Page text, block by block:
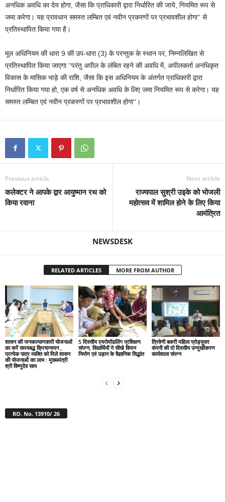
अनधिक अवधि का देय होगा, जैसा कि प्राधिकारी द्वारा निर्धारित की जाये, नियमित रूप से
जमा करेगा। यह प्रावधान समस्त लम्बित एवं नवीन प्रकरणों पर प्रभावशील होगा‘‘ से
प्रतिस्थापित किया गया है।
मूल अधिनियम की धारा 9 की उप-धारा (3) के परन्तुक के स्थान पर, निम्नलिखित से
प्रतिस्थापित किया जाएगा ‘‘परंतु अपील के लंबित रहने की अवधि में, अपीलकर्ता अनधिकृत
विकास के मासिक भाड़े की राशि, जैसा कि इस अधिनियम के अंतर्गत प्राधिकारी द्वारा
निर्धारित किया गया हो, एक वर्ष से अनधिक अवधि के लिए जमा नियमित रूप से करेगा। यह
समस्त लम्बित एवं नवीन प्रकरणों पर प्रभावशील होगा‘‘।
Previous article
कलेक्टर ने आपके द्वार आयुष्मान रथ को
किया रवाना
Next article
राज्यपाल सुश्री उइके को भोजली
महोत्सव में शामिल होने के लिए किया
आमंत्रित
NEWSDESK
RELATED ARTICLES MORE FROM AUTHOR
शासन की जनकल्याणकारी योजनाओं
का करें समयबद्ध क्रियान्वयन ,
प्रत्येक पात्र व्यक्ति को मिले शासन
की योजनाओं का लाभ : मुख्यमंत्री
श्री विष्णुदेव साय
5 दिवसीय एयरोमॉडलिंग प्रशिक्षण
संपन्न, विद्यार्थियों ने सीखे विमान
निर्माण एवं उड़ान के वैज्ञानिक सिद्धांत
त्रिवेणी बकरी महिला प्रोड्यूसर
कंपनी की दो दिवसीय उन्मुखीकरण
कार्यशाला संपन्न
RO. No. 13910/ 26